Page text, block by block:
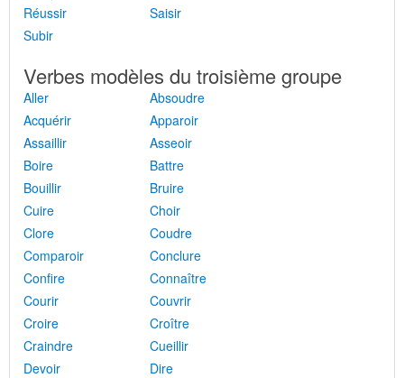
Réussir
Saisir
Subir
Verbes modèles du troisième groupe
Aller
Absoudre
Acquérir
Apparoir
Assaillir
Asseoir
Boire
Battre
Bouillir
Bruire
Cuire
Choir
Clore
Coudre
Comparoir
Conclure
Confire
Connaître
Courir
Couvrir
Croire
Croître
Craindre
Cueillir
Devoir
Dire